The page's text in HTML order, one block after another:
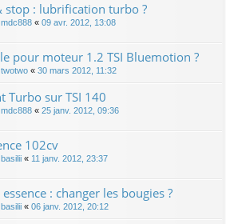
stop : lubrification turbo ?
mdc888 « 09 avr. 2012, 13:08
pour moteur 1.2 TSI Bluemotion ?
twotwo « 30 mars 2012, 11:32
Turbo sur TSI 140
mdc888 « 25 janv. 2012, 09:36
102cv
basilii « 11 janv. 2012, 23:37
: changer les bougies ?
basilii « 06 janv. 2012, 20:12